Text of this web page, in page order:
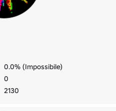
0.0% (Impossibile)
0
2130